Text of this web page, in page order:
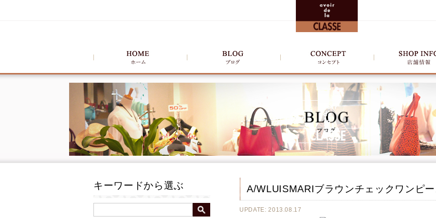
キーワードから選ぶ A/WLUISMARIブラウンチェックワンピ
UPDATE: 2013.08.17